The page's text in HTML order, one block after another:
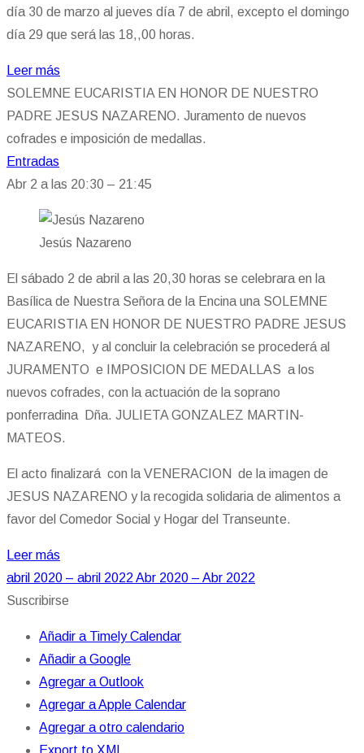
día 30 de marzo al jueves día 7 de abril, excepto el domingo
día 29 que será las 18,,00 horas.
Leer más
SOLEMNE EUCARISTIA EN HONOR DE NUESTRO
PADRE JESUS NAZARENO. Juramento de nuevos
cofrades e imposición de medallas.
Entradas
Abr 2 a las 20:30 – 21:45
Jesús Nazareno
El sábado 2 de abril a las 20,30 horas se celebrara en la
Basílica de Nuestra Señora de la Encina una SOLEMNE
EUCARISTIA EN HONOR DE NUESTRO PADRE JESUS
NAZARENO, y al concluir la celebración se procederá al
JURAMENTO e IMPOSICION DE MEDALLAS a los
nuevos cofrades, con la actuación de la soprano
ponferradina Dña. JULIETA GONZALEZ MARTIN-
MATEOS.
El acto finalizará con la VENERACION de la imagen de
JESUS NAZARENO y la recogida solidaria de alimentos a
favor del Comedor Social y Hogar del Transeunte.
Leer más
abril 2020 – abril 2022Abr 2020 – Abr 2022
Suscribirse
Añadir a Timely Calendar
Añadir a Google
Agregar a Outlook
Agregar a Apple Calendar
Agregar a otro calendario
Export to XML